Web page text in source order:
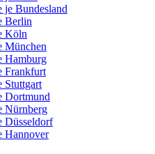
je Bundesland
Berlin
Köln
München
Hamburg
Frankfurt
Stuttgart
Dortmund
Nürnberg
Düsseldorf
Hannover